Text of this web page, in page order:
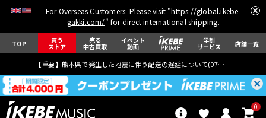
For Overseas Customers: Please visit "https://global.ikebe-
gakki.com/" for direct international shipping.
TOP 買う
ストア
売る
中古買取
イベント
動画
学割
サービス 店舗一覧
【重要】熊本県で発生した地震に伴う配送の遅延について(07月29日
0